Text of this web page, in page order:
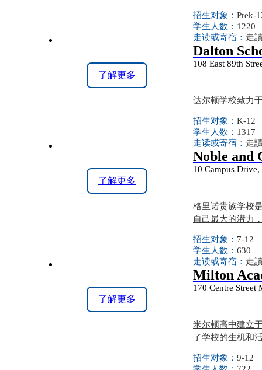
招生对象： Prek-
学生人数： 1220
走读或寄宿： 走
了解更多
Dalton
108 East 89th
达尔顿学校致力
招生对象： K-12
学生人数： 1317
走读或寄宿： 走
了解更多
Noble and
10 Campus
格里诺贵族学校
自己最大的潜力
招生对象： 7-12
学生人数： 630
走读或寄宿： 走
了解更多
Milton
170 Centre
米尔顿高中建立
了学校的生机和
招生对象： 9-12